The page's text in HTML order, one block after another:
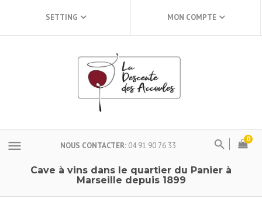
SETTING MON COMPTE
menu NOUS CONTACTER 04 91 90 76 33
0
Cave à vins dans le quartier du Panier à
Marseille depuis 1899